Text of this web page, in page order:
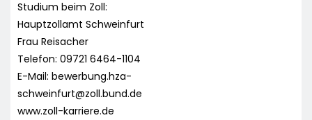
Studium beim Zoll:
Hauptzollamt Schweinfurt
Frau Reisacher
Telefon: 09721 6464-1104
E-Mail: bewerbung.hza-
schweinfurt@zoll.bund.de
www.zoll-karriere.de